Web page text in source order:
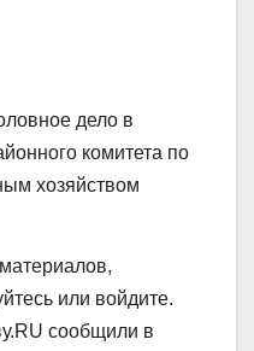
дело в
комитета по
хозяйством
или войдите.
сообщили в